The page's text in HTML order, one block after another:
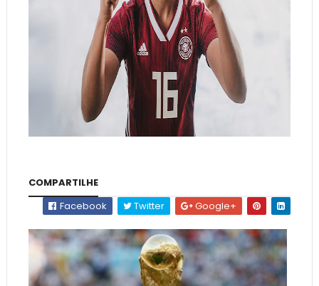
COMPARTILHE
Facebook
Twitter Google+